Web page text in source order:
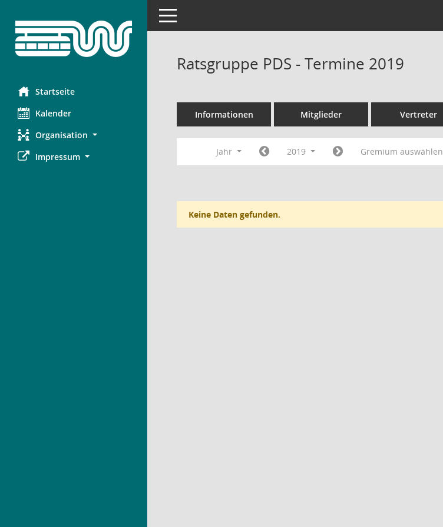
Startseite
Kalender
Organisation
Impressum
Toggle navigation
Ratsgruppe PDS - Termine 2019
Informationen Mitglieder Vertreter
Jahr 2019 Gremium auswählen
Keine Daten gefunden.